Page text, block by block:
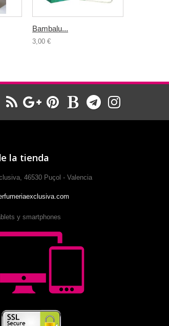
Bambalu...
3,00 €
la tienda
46530 Puçol - Valencia
y smartphones